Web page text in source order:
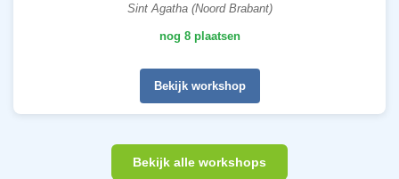
Sint Agatha (Noord Brabant)
nog 8 plaatsen
Bekijk workshop
Bekijk alle workshops